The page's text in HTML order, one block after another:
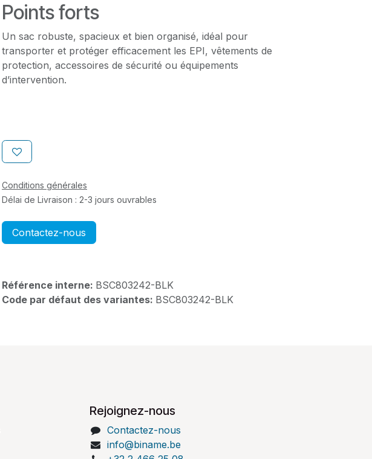
Points forts
Un sac robuste, spacieux et bien organisé, idéal pour
transporter et protéger efficacement les EPI, vêtements de
protection, accessoires de sécurité ou équipements
d’intervention.
Conditions générales
Délai de Livraison : 2-3 jours ouvrables
Contactez-nous
Référence interne: BSC803242-BLK
Code par défaut des variantes: BSC803242-BLK
Rejoignez-nous
Contactez-nous
info@biname.be